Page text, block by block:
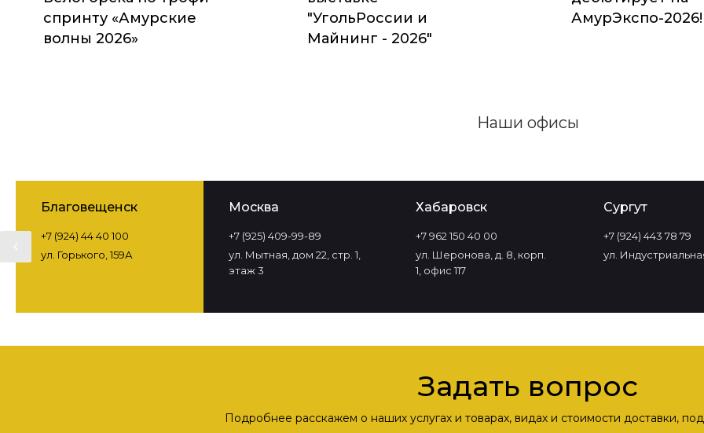
спринту «Амурские
волны 2026»
"УгольРоссии и
Майнинг - 2026"
АмурЭкспо-2026!
Наши офисы
Благовещенск
+7 (924) 44 40 100
ул. Горького, 159А
Москва
+7 (925) 409-99-89
ул. Мытная, дом 22, стр. 1,
этаж 3
Хабаровск
+7 962 150 40 00
ул. Шеронова, д. 8, корп.
1, офис 117
Сургут
+7 (924) 443 78 79
ул.
Задать вопрос
Подробнее расскажем о наших услугах и товарах, видах и стоимости доставки,